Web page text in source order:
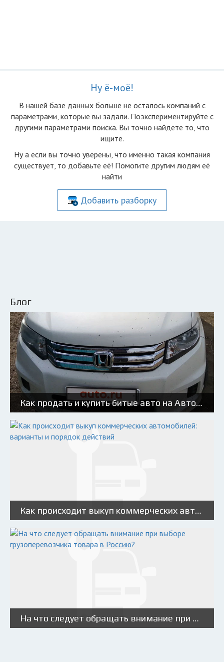
Ну ё-моё!
В нашей базе данных больше не осталоcь компаний с
параметрами, которые вы задали. Поэкспериментируйте с
другими параметрами поиска. Вы точно найдете то, что
ищите.
Ну а если вы точно уверены, что именно такая компания
существует, то добавьте её! Помогите другим людям её
найти
Добавить разборку
Блог
Как продать и купить битые авто на Авто.ру: советы и риски
Как происходит выкуп коммерческих автомобилей: варианты и порядок действий
На что следует обращать внимание при выборе грузоперевозчика товара в Россию?